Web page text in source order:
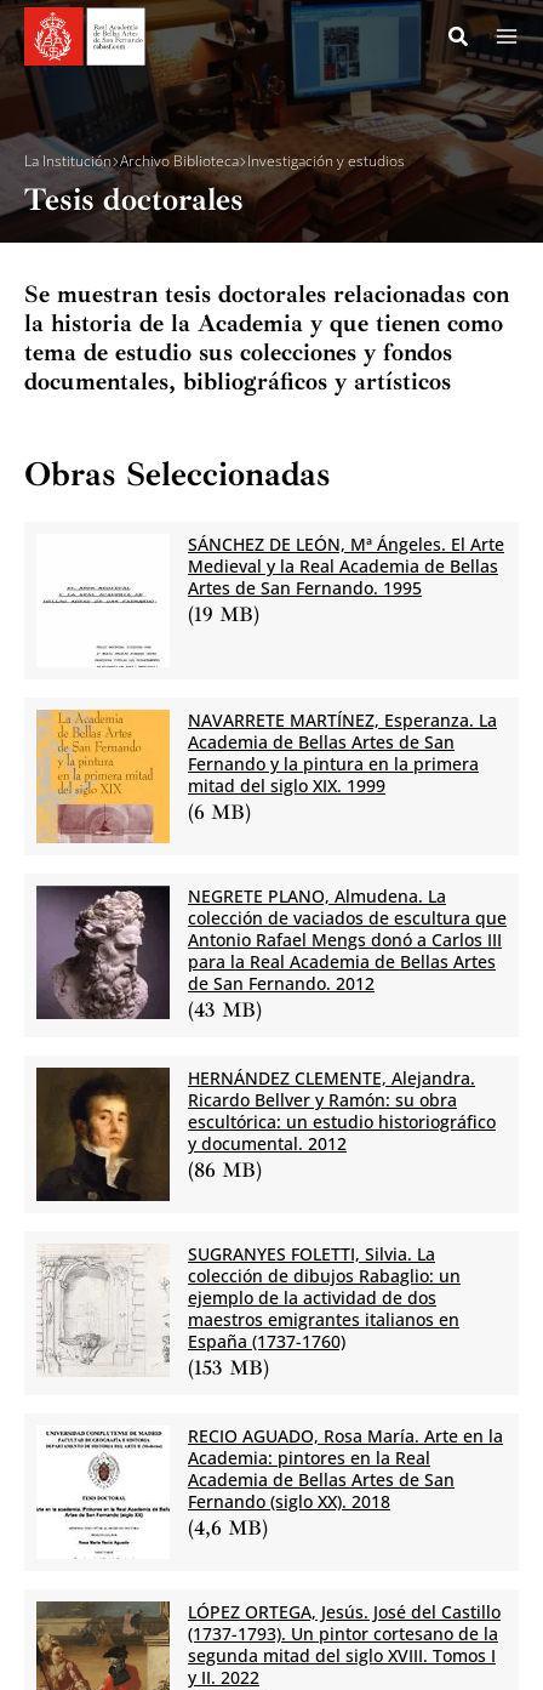
al
contenido
La Institución Archivo Biblioteca Investigación y estudios
Tesis doctorales
Se muestran tesis doctorales relacionadas con
la historia de la Academia y que tienen como
tema de estudio sus colecciones y fondos
documentales, bibliográficos y artísticos
Obras Seleccionadas
SÁNCHEZ DE LEÓN, Mª Ángeles. El Arte
Medieval y la Real Academia de Bellas
Artes de San Fernando. 1995
(19 MB)
NAVARRETE MARTÍNEZ, Esperanza. La
Academia de Bellas Artes de San
Fernando y la pintura en la primera
mitad del siglo XIX. 1999
(6 MB)
NEGRETE PLANO, Almudena. La
colección de vaciados de escultura que
Antonio Rafael Mengs donó a Carlos III
para la Real Academia de Bellas Artes
de San Fernando. 2012
(43 MB)
HERNÁNDEZ CLEMENTE, Alejandra.
Ricardo Bellver y Ramón: su obra
escultórica: un estudio historiográfico
y documental. 2012
(86 MB)
SUGRANYES FOLETTI, Silvia. La
colección de dibujos Rabaglio: un
ejemplo de la actividad de dos
maestros emigrantes italianos en
España (1737-1760)
(153 MB)
RECIO AGUADO, Rosa María. Arte en la
Academia: pintores en la Real
Academia de Bellas Artes de San
Fernando (siglo XX). 2018
(4,6 MB)
LÓPEZ ORTEGA, Jesús. José del Castillo
(1737-1793). Un pintor cortesano de la
segunda mitad del siglo XVIII. Tomos I
y II. 2022
Museo